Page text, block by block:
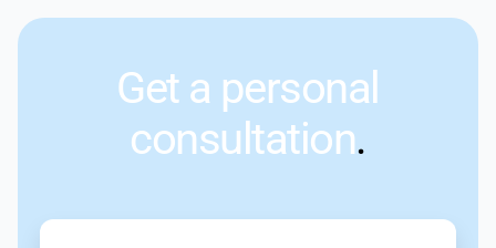
Get a personal
consultation.